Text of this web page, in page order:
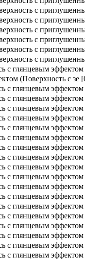
с
с
с
с
с
с
с глянцевым эффектом
(Поверхность с зе
с глянцевым эффектом
с глянцевым эффектом
с глянцевым эффектом
с глянцевым эффектом
с глянцевым эффектом
с глянцевым эффектом
с глянцевым эффектом
с глянцевым эффектом
с глянцевым эффектом
с глянцевым эффектом
с глянцевым эффектом
с глянцевым эффектом
с глянцевым эффектом
с глянцевым эффектом
с глянцевым эффектом
с глянцевым эффектом
с глянцевым эффектом
с глянцевым эффектом